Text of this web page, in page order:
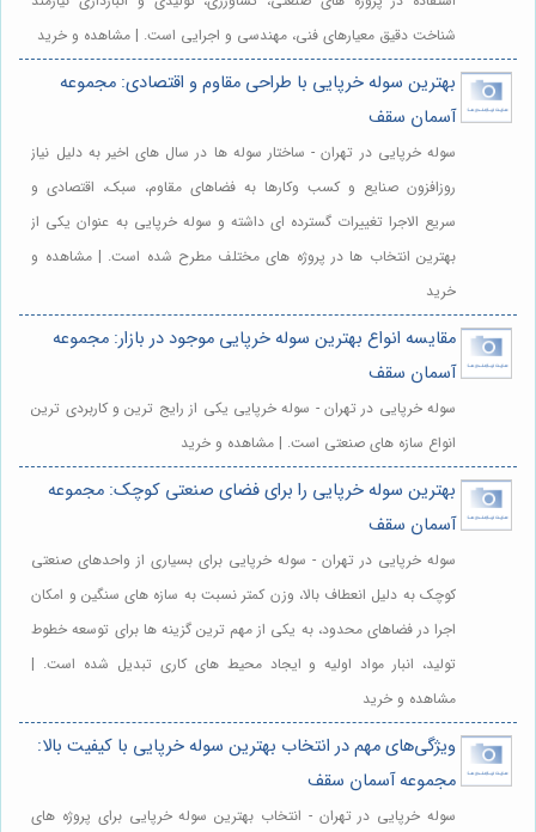
شناخت دقیق معیارهای فنی، مهندسی و اجرایی است. | مشاهده و خرید
بهترین سوله خرپایی با طراحی مقاوم و اقتصادی: مجموعه
آسمان سقف
سوله خرپایی در تهران - ساختار سوله ها در سال های اخیر به دلیل نیاز
روزافزون صنایع و کسب وکارها به فضاهای مقاوم، سبک، اقتصادی و
سریع الاجرا تغییرات گسترده ای داشته و سوله خرپایی به عنوان یکی از
بهترین انتخاب ها در پروژه های مختلف مطرح شده است. | مشاهده و
خرید
مقایسه انواع بهترین سوله خرپایی موجود در بازار: مجموعه
آسمان سقف
سوله خرپایی در تهران - سوله خرپایی یکی از رایج ترین و کاربردی ترین
انواع سازه های صنعتی است. | مشاهده و خرید
بهترین سوله خرپایی را برای فضای صنعتی کوچک: مجموعه
آسمان سقف
سوله خرپایی در تهران - سوله خرپایی برای بسیاری از واحدهای صنعتی
کوچک به دلیل انعطاف بالا، وزن کمتر نسبت به سازه های سنگین و امکان
اجرا در فضاهای محدود، به یکی از مهم ترین گزینه ها برای توسعه خطوط
تولید، انبار مواد اولیه و ایجاد محیط های کاری تبدیل شده است. |
مشاهده و خرید
ویژگی‌های مهم در انتخاب بهترین سوله خرپایی با کیفیت بالا:
مجموعه آسمان سقف
سوله خرپایی در تهران - انتخاب بهترین سوله خرپایی برای پروژه های